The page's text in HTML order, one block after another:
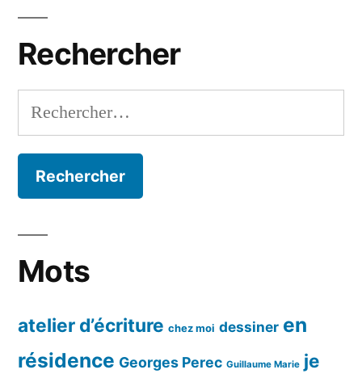
Rechercher
Rechercher :
Mots
atelier d’écriture chez moi dessiner en
résidence Georges Perec Guillaume Marie je